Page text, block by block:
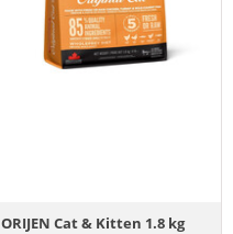
ORIJEN Cat & Kitten 1.8 kg